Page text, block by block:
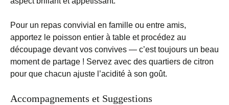
Pour un repas convivial en famille ou entre amis,
apportez le poisson entier à table et procédez au
découpage devant vos convives — c’est toujours un beau
moment de partage ! Servez avec des quartiers de citron
pour que chacun ajuste l’acidité à son goût.
Accompagnements et Suggestions